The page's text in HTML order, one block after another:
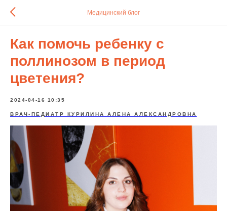
Медицинский блог
Как помочь ребенку с
поллинозом в период
цветения?
2024-04-16 10:35
ВРАЧ-ПЕДИАТР КУРИЛИНА АЛЕНА АЛЕКСАНДРОВНА